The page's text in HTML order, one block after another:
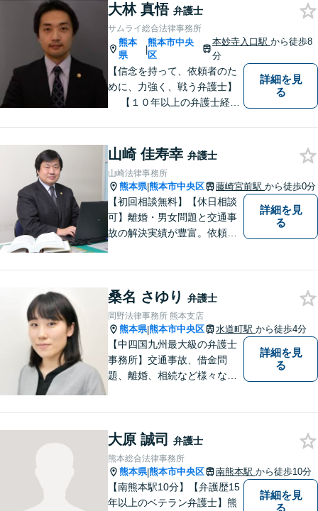
ート。企業からのご相談も承
ります【交通事故】弁護士費
用特約の利用可【夜間・休日
面談可】
大林 真悟 弁護士
サムライ総合法律事務所
熊本
県
|
熊本市中央
区
本妙寺入口駅から徒歩8
分
【信念を持って、依頼者のた
めに、力強く、戦う弁護士】
【１０年以上の弁護士経
護の３つの分野に力を注ぐ弁
護士】
詳細を見
る
山崎 佳寿幸 弁護士
山崎法律事務所
熊本県|熊本市中央区 藤崎宮前駅 から徒歩0分
【初回相談無料】【休日相談
可】離婚・男女問題と交通事
故の解決実績が豊富。依頼者
ださい。【熊本市中心部】地
域に密着した町医者みたいな
弁護士です。
詳細を見
る
桑名 さゆり 弁護士
岡野法律事務所 熊本支店
熊本県|熊本市中央区 水道町駅 から徒歩4分
【中四国九州最大級の弁護士
事務所】交通事故、借金問
題、離婚、相続など様々な問
い！
詳細を見
る
大原 誠司 弁護士
熊本総合法律事務所
熊本県|熊本市中央区 南熊本駅 から徒歩10分
【南熊本駅10分】【弁護歴15
年以上のベテラン弁護士】熊
詳細を見
る